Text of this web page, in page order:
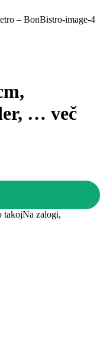
, … več
takojNa zalogi,